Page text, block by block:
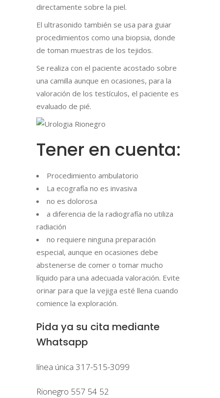
directamente sobre la piel.
El ultrasonido también se usa para guiar
procedimientos como una biopsia, donde
de toman muestras de los tejidos.
Se realiza con el paciente acostado sobre
una camilla aunque en ocasiones, para la
valoración de los testículos, el paciente es
evaluado de pié.
Tener en cuenta:
Procedimiento ambulatorio
La ecografía no es invasiva
no es dolorosa
a diferencia de la radiografía no utiliza
radiación
no requiere ninguna preparación
especial, aunque en ocasiones debe
abstenerse de comer o tomar mucho
líquido para una adecuada valoración. Evite
orinar para que la vejiga esté llena cuando
comience la exploración.
Pida ya su cita mediante
Whatsapp
línea única 317-515-3099
Rionegro 557 54 52